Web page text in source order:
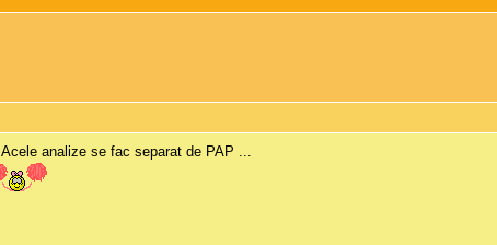
Acele analize se fac separat de PAP ...